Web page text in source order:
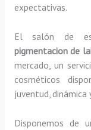
expectativas.
El salón de
pigmentacion de
mercado, un
cosméticos
juventud, dinámica
Disponemos de